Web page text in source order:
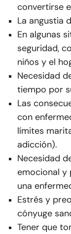
convertirse
La angustia
En algunas
seguridad,
niños y el
Necesidad
tiempo por
Las
con
límites
adicción).
Necesidad
emocional y
una
Estrés y
cónyuge
Tener que